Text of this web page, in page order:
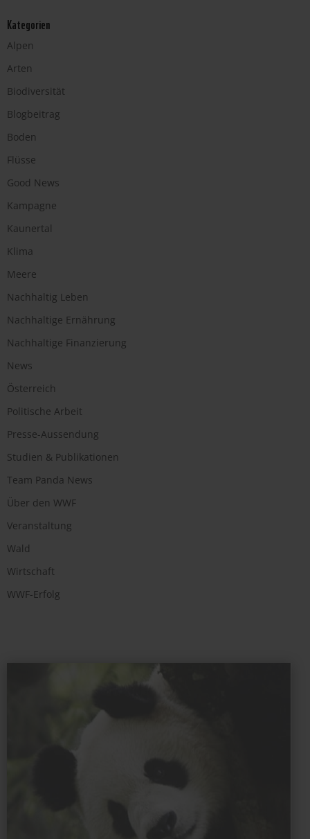
Kategorien
Alpen
Arten
Biodiversität
Blogbeitrag
Boden
Flüsse
Good News
Kampagne
Kaunertal
Klima
Meere
Nachhaltig Leben
Nachhaltige Ernährung
Nachhaltige Finanzierung
News
Österreich
Politische Arbeit
Presse-Aussendung
Studien & Publikationen
Team Panda News
Über den WWF
Veranstaltung
Wald
Wirtschaft
WWF-Erfolg